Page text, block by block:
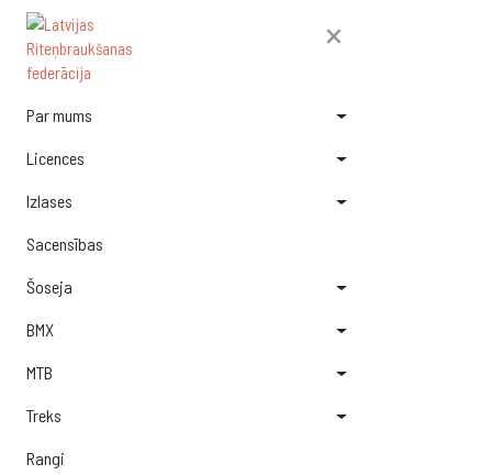
×
Par mums
Licences
Izlases
Sacensības
Šoseja
BMX
MTB
Treks
Rangi